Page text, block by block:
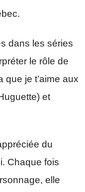
dans les séries
le rôle de
que je t’aime aux
et
du
Chaque fois
elle